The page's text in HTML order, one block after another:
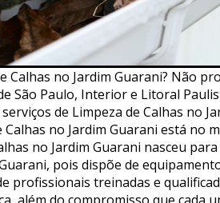
Calhas no Jardim Guarani? Não
São Paulo, Interior e Litoral
de Limpeza de Calhas no
no Jardim Guarani está no
no Jardim Guarani nasceu
pois dispõe de
profissionais treinadas e